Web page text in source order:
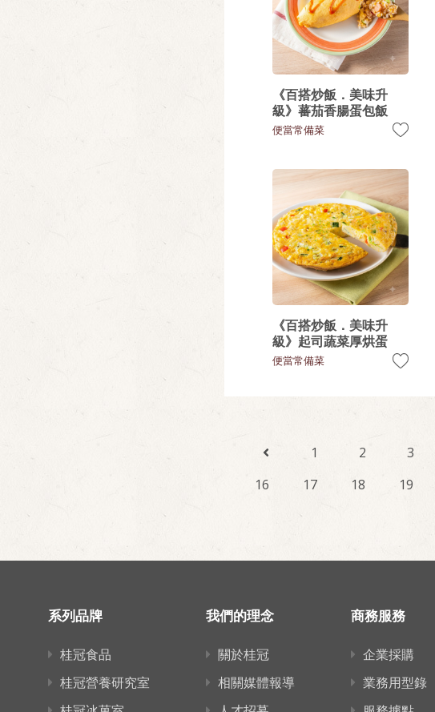
《百搭炒飯．美味升
級》蕃茄香腸蛋包飯
便當常備菜
《百搭炒飯．美味升
級》起司蔬菜厚烘蛋
便當常備菜
1 2 3
16
17 18 19
系列品牌
桂冠食品
桂冠營養研究室
我們的理念
關於桂冠
相關媒體報導
商務服務
企業採購
業務用型錄